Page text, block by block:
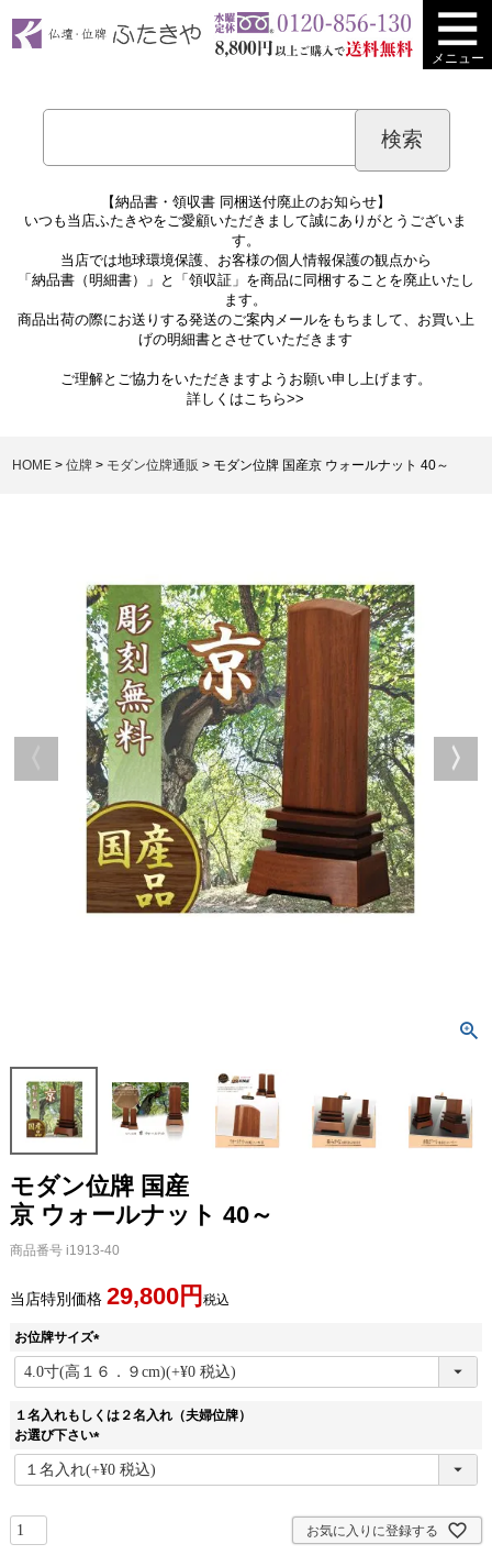
メニュー
【納品書・領収書 同梱送付廃止のお知らせ】
いつも当店ふたきやをご愛顧いただきまして誠にありがとうございま
す。
当店では地球環境保護、お客様の個人情報保護の観点から
「納品書（明細書）」と「領収証」を商品に同梱することを廃止いたし
ます。
商品出荷の際にお送りする発送のご案内メールをもちまして、お買い上
げの明細書とさせていただきます
ご理解とご協力をいただきますようお願い申し上げます。
詳しくはこちら>>
HOME 位牌 モダン位牌通販 モダン位牌 国産京 ウォールナット 40～
モダン位牌 国産
京 ウォールナット 40～
商品番号 i1913-40
当店特別価格 29,800 税込
お位牌サイズ
(
必
)
１名入れもしくは２名入れ（夫婦位牌）
お選び下さい
(
必
お気に入りに登録する